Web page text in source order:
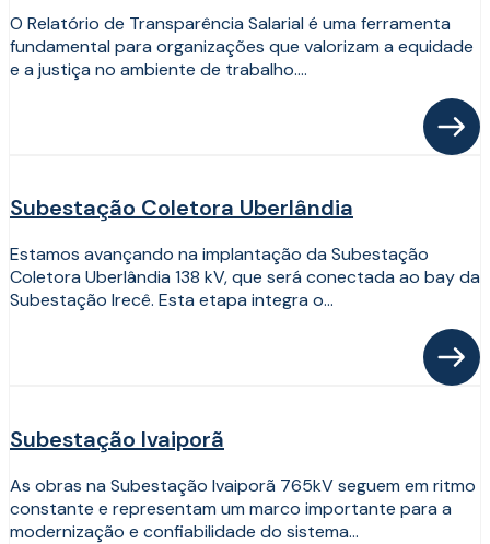
O Relatório de Transparência Salarial é uma ferramenta
fundamental para organizações que valorizam a equidade
e a justiça no ambiente de trabalho....
Subestação Coletora Uberlândia
Estamos avançando na implantação da Subestação
Coletora Uberlândia 138 kV, que será conectada ao bay da
Subestação Irecê. Esta etapa integra o...
Subestação Ivaiporã
As obras na Subestação Ivaiporã 765kV seguem em ritmo
constante e representam um marco importante para a
modernização e confiabilidade do sistema...